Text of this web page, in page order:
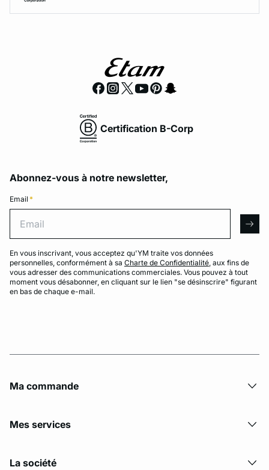
Certification B-Corp
Abonnez-vous à notre newsletter,
Email *
En vous inscrivant, vous acceptez qu'YM traite vos données
personnelles, conformément à sa Charte de Confidentialité, aux fins de
vous adresser des communications commerciales. Vous pouvez à tout
moment vous désabonner, en cliquant sur le lien "se désinscrire" figurant
en bas de chaque e-mail.
Ma commande
Mes services
La société